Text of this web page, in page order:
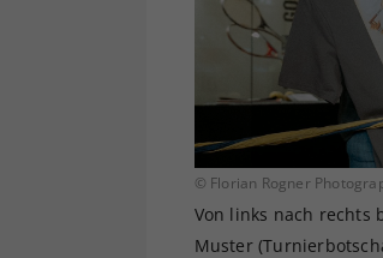
© Florian Rogner
Von links nach rechts
Muster